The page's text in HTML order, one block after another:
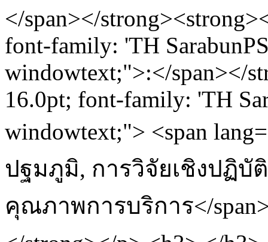
</span></
font-family: 'TH
windowtext;">:</span></
16.0pt; font-family: 'TH
windowtext;"> <span
ปฐมภูมิ, การวิจัยเชิงปฏิบั
คุณภาพการบริการ</